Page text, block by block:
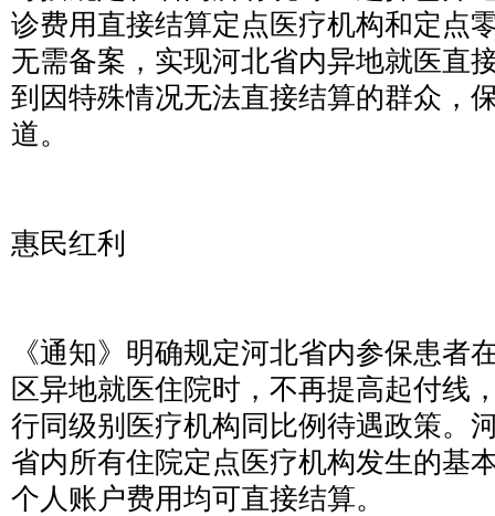
诊费用直接结算定点医疗机构和定点
无需备案，实现河北省内异地就医直
到因特殊情况无法直接结算的群众，
道。
惠民红利
《通知》明确规定河北省内参保患者
区异地就医住院时，不再提高起付线
行同级别医疗机构同比例待遇政策。
省内所有住院定点医疗机构发生的基
个人账户费用均可直接结算。